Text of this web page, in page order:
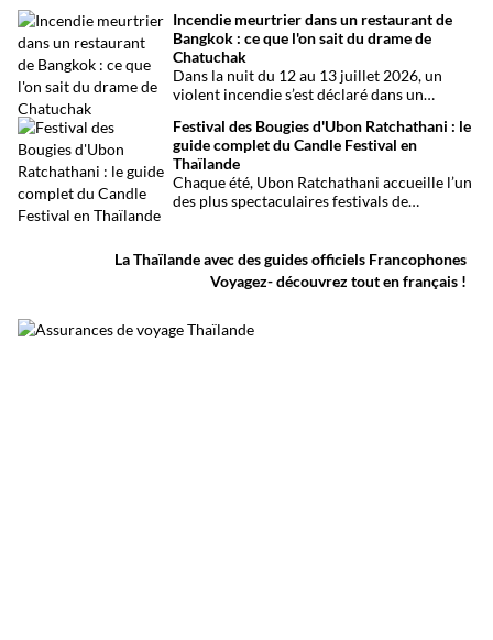
international de Phuket, situé à un peu plus
d’une heure de route. Que vous arriviez de
Bangkok, Phuket, Krabi, Surat Thani ou de
Khao Sok, voici toutes les solutions pour
organiser votre trajet dans les meilleures
conditions.
Incendie meurtrier dans un restaurant de
Bangkok : ce que l'on sait du drame de
Chatuchak
Dans la nuit du 12 au 13 juillet 2026, un
violent incendie s’est déclaré dans un
de Chatuchak, à Bangkok. Le bilan
provisoire est particulièrement lourd avec
au moins 27 morts et plusieurs dizaines de
blessés.
Festival des Bougies d'Ubon Ratchathani : le
guide complet du Candle Festival en
Thaïlande
Chaque été, Ubon Ratchathani accueille l’un
des plus spectaculaires festivals de
traditionnelles et des musiques de l’Isan,
célébrant le début du carême bouddhique
dans une atmosphère aussi spirituelle que
La Thaïlande avec des guides officiels Francophones
Voyagez- découvrez tout en français !